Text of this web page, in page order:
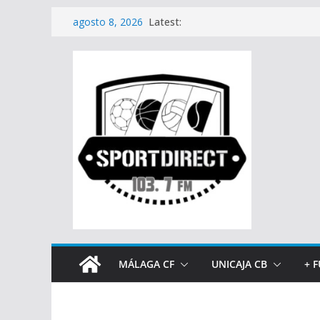
Saltaragosto 8, 2026 Latest:
MÁLAGA CF UNICAJA CB +